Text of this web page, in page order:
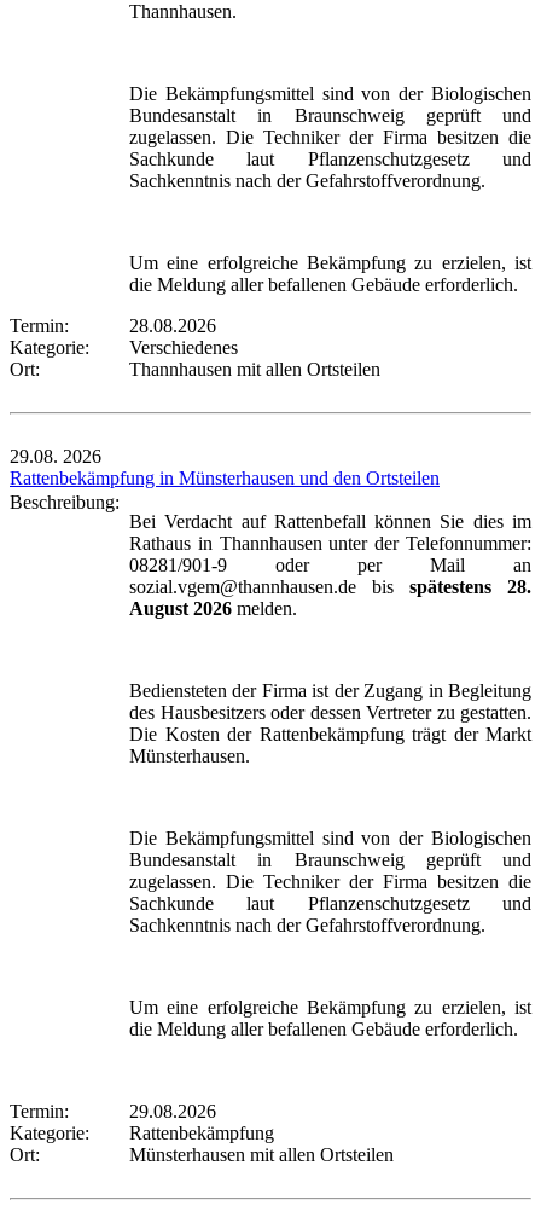
Thannhausen.
Die Bekämpfungsmittel sind von der Biologischen
Bundesanstalt in Braunschweig geprüft und
zugelassen. Die Techniker der Firma besitzen die
Sachkunde laut Pflanzenschutzgesetz und
Sachkenntnis nach der Gefahrstoffverordnung.
Um eine erfolgreiche Bekämpfung zu erzielen, ist
die Meldung aller befallenen Gebäude erforderlich.
Termin:
28.08.2026
Kategorie:
Verschiedenes
Ort:
Thannhausen mit allen Ortsteilen
29.08. 2026
Rattenbekämpfung in Münsterhausen und den Ortsteilen
Beschreibung:
Bei Verdacht auf Rattenbefall können Sie dies im
Rathaus in Thannhausen unter der Telefonnummer:
08281/901-9 oder per Mail an
sozial.vgem@thannhausen.de bis spätestens 28.
August 2026 melden.
Bediensteten der Firma ist der Zugang in Begleitung
des Hausbesitzers oder dessen Vertreter zu gestatten.
Die Kosten der Rattenbekämpfung trägt der Markt
Münsterhausen.
Die Bekämpfungsmittel sind von der Biologischen
Bundesanstalt in Braunschweig geprüft und
zugelassen. Die Techniker der Firma besitzen die
Sachkunde laut Pflanzenschutzgesetz und
Sachkenntnis nach der Gefahrstoffverordnung.
Um eine erfolgreiche Bekämpfung zu erzielen, ist
die Meldung aller befallenen Gebäude erforderlich.
Termin:
29.08.2026
Kategorie:
Rattenbekämpfung
Ort:
Münsterhausen mit allen Ortsteilen